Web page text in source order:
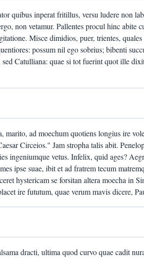
quibus inperat fritillus, versu ludere non
non vetamur. Pallentes procul hinc abite
Misce dimidios, puer, trientes, quales
possum nil ego sobrius; bibenti
Catulliana: quae si tot fuerint quot ille
marito, ad moechum quotiens longius ire
Circeios." Jam stropha talis abit.
ingeniumque vetus. Infelix, quid ages?
ipse suae, ibit et ad fratrem tecum
hystericam se forsitan altera moecha in
ire fututum, quae verum mavis dicere,
dracti, ultima quod curvo quae cadit